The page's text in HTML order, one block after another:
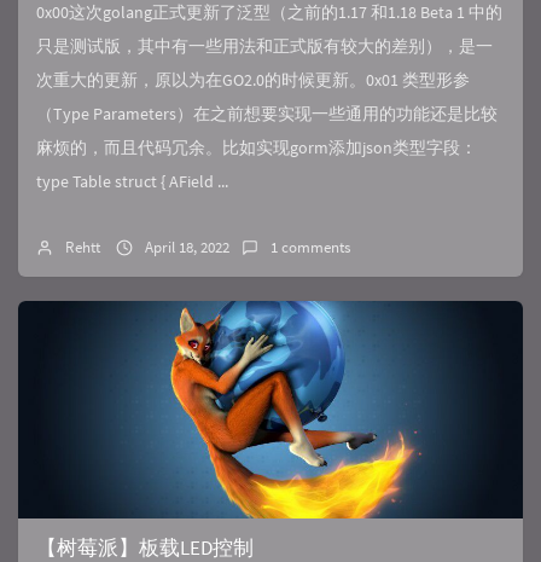
0x00这次golang正式更新了泛型（之前的1.17 和1.18 Beta 1 中的
只是测试版，其中有一些用法和正式版有较大的差别），是一
次重大的更新，原以为在GO2.0的时候更新。0x01 类型形参
（Type Parameters）在之前想要实现一些通用的功能还是比较
麻烦的，而且代码冗余。比如实现gorm添加json类型字段：
type Table struct { AField ...
Rehtt April 18, 2022 1 comments
【树莓派】板载LED控制